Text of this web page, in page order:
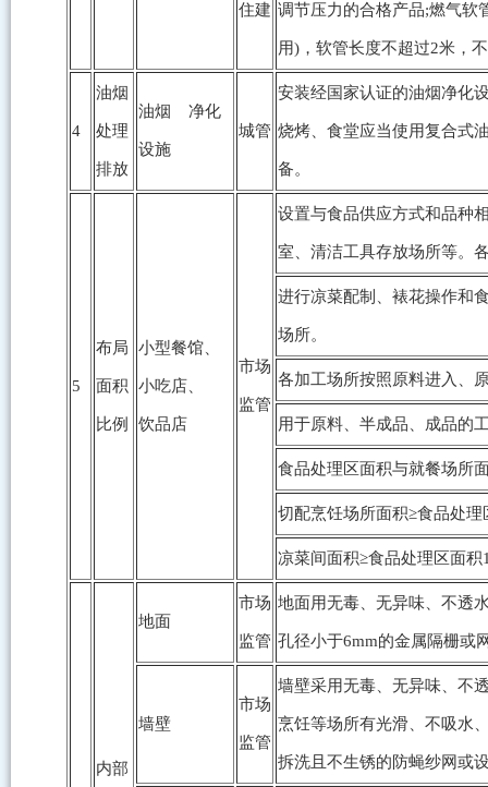
住建 调节压力的合格产品;燃气软
用)，软管长度不超过2米，
4
油烟
处理
排放
油烟 净化
设施
城管
安装经国家认证的油烟净化
烧烤、食堂应当使用复合式
备。
5
布局
面积
比例
小型餐馆、
小吃店、
饮品店
市场
监管
设置与食品供应方式和品种
室、清洁工具存放场所等。
进行凉菜配制、裱花操作和
场所。
各加工场所按照原料进入、
用于原料、半成品、成品的
食品处理区面积与就餐场所
切配烹饪场所面积≥食品处
凉菜间面积≥食品处理区面积
内部
地面
市场
监管
地面用无毒、无异味、不透
孔径小于6mm的金属隔栅或
墙壁
市场
监管
墙壁采用无毒、无异味、不
烹饪等场所有光滑、不吸水
拆洗且不生锈的防蝇纱网或